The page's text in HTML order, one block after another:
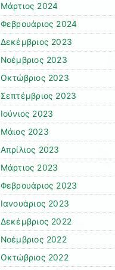
Μάρτιος 2024
Φεβρουάριος 2024
Δεκέμβριος 2023
Νοέμβριος 2023
Οκτώβριος 2023
Σεπτέμβριος 2023
Ιούνιος 2023
Μάιος 2023
Απρίλιος 2023
Μάρτιος 2023
Φεβρουάριος 2023
Ιανουάριος 2023
Δεκέμβριος 2022
Νοέμβριος 2022
Οκτώβριος 2022